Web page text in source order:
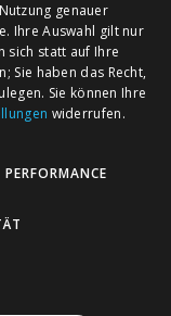
Bundesländern
PLZ
Umkreis
genauer
Ihre Auswahl gilt nur
sich statt auf Ihre
Sie haben das Recht,
Sie können Ihre
widerrufen.
PERFORMANCE